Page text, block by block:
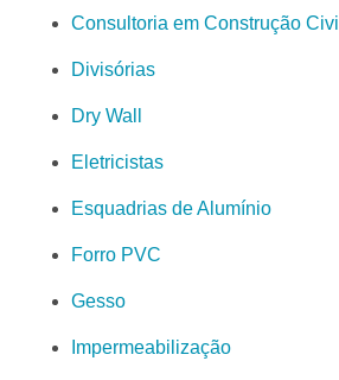
Consultoria em Construção Civil
Divisórias
Dry Wall
Eletricistas
Esquadrias de Alumínio
Forro PVC
Gesso
Impermeabilização